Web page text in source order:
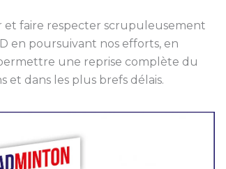
et faire respecter scrupuleusement
en poursuivant nos efforts, en
une reprise complète du
et dans les plus brefs délais.